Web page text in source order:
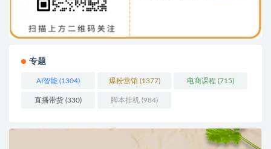
专题
AI智能 (1304) 爆粉营销(1377) 电商课程 (715)
直播带货 (330) 脚本挂机 (984)